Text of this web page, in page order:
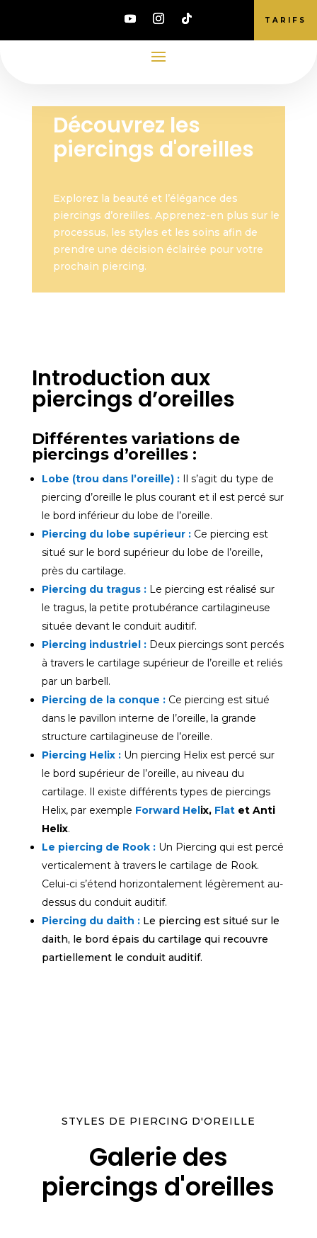
TARIFS
Découvrez les
piercings d'oreilles
Explorez la beauté et l’élégance des
piercings d’oreilles. Apprenez-en plus sur le
processus, les styles et les soins afin de
prendre une décision éclairée pour votre
prochain piercing.
Introduction aux
piercings d’oreilles
Différentes variations de
piercings d’oreilles :
Lobe (trou dans l’oreille) : Il s’agit du type de
piercing d’oreille le plus courant et il est percé sur
le bord inférieur du lobe de l’oreille.
Piercing du lobe supérieur : Ce piercing est
situé sur le bord supérieur du lobe de l’oreille,
près du cartilage.
Piercing du tragus : Le piercing est réalisé sur
le tragus, la petite protubérance cartilagineuse
située devant le conduit auditif.
Piercing industriel : Deux piercings sont percés
à travers le cartilage supérieur de l’oreille et reliés
par un barbell.
Piercing de la conque : Ce piercing est situé
dans le pavillon interne de l’oreille, la grande
structure cartilagineuse de l’oreille.
Piercing Helix :Un piercing Helix est percé sur
le bord supérieur de l’oreille, au niveau du
cartilage. Il existe différents types de piercings
Helix, par exemple Forward Helix, Flatet Anti
Helix.
Le piercing de Rook : Un Piercing qui est percé
verticalement à travers le cartilage de Rook.
Celui-ci s’étend horizontalement légèrement au-
dessus du conduit auditif.
Piercing du daith : Le piercing est situé sur le
daith, le bord épais du cartilage qui recouvre
partiellement le conduit auditif.
STYLES DE PIERCING D'OREILLE
Galerie des
piercings d'oreilles